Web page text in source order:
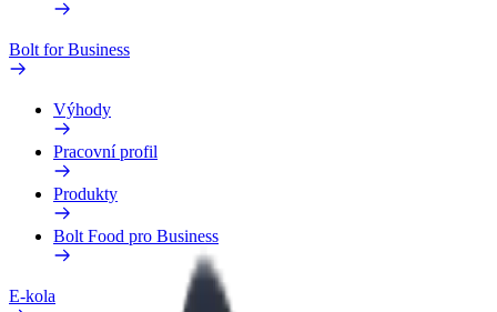
Bolt for Business
Výhody
Pracovní profil
Produkty
Bolt Food pro Business
E-kola